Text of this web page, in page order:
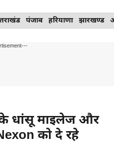
पंजाब हरियाणा झारखण्ड
धांसू माइलेज और
को दे रहे